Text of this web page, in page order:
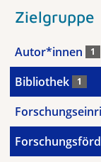
Zielgruppe
Autor*innen 1
Bibliothek 1